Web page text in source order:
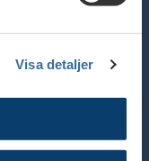
Visa detaljer